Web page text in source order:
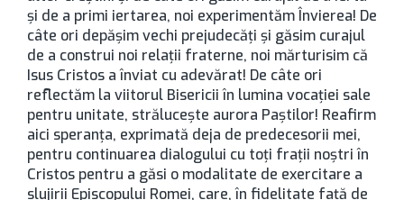
și de a primi iertarea, noi experimentăm Învierea! De
câte ori depășim vechi prejudecăți și găsim curajul
de a construi noi relații fraterne, noi mărturisim că
Isus Cristos a înviat cu adevărat! De câte ori
reflectăm la viitorul Bisericii în lumina vocației sale
pentru unitate, strălucește aurora Paștilor! Reafirm
aici speranța, exprimată deja de predecesorii mei,
pentru continuarea dialogului cu toți frații noștri în
Cristos pentru a găsi o modalitate de exercitare a
slujirii Episcopului Romei, care, în fidelitate față de